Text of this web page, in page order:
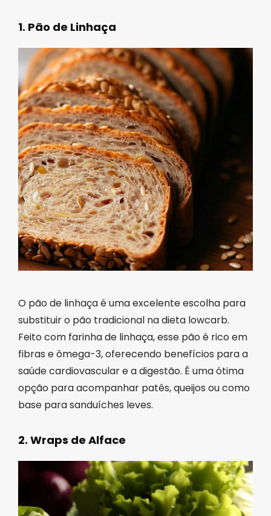
1. Pão de Linhaça
O pão de linhaça é uma excelente escolha para
substituir o pão tradicional na dieta lowcarb.
Feito com farinha de linhaça, esse pão é rico em
fibras e ômega-3, oferecendo benefícios para a
saúde cardiovascular e a digestão. É uma ótima
opção para acompanhar patês, queijos ou como
base para sanduíches leves.
2. Wraps de Alface